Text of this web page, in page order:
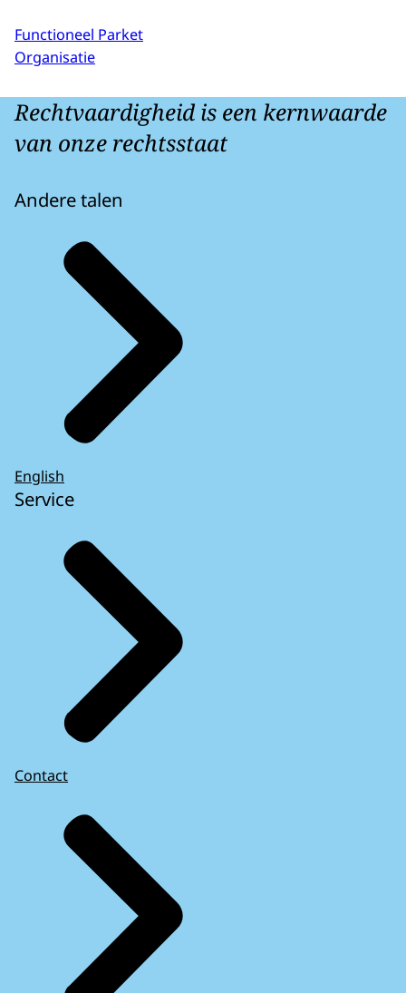
Functioneel Parket
Organisatie
Rechtvaardigheid is een kernwaarde
van onze rechtsstaat
Andere talen
English
Service
Contact